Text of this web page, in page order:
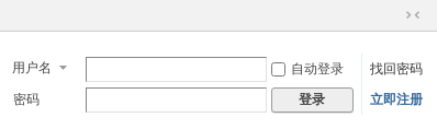
切
到
窄
用户名 自动登录
找回密码
密码
登录 立即注册